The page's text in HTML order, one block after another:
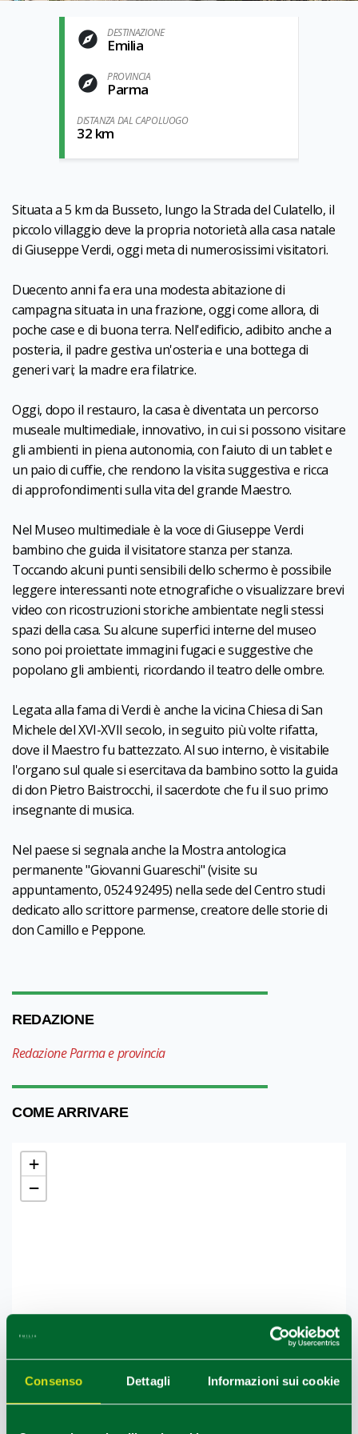
Consenso Dettagli Informazioni sui cookie
DESTINAZIONE
Emilia
PROVINCIA
Parma
DISTANZA DAL CAPOLUOGO
32 km
Situata a 5 km da Busseto, lungo la Strada del Culatello, il
piccolo villaggio deve la propria notorietà alla casa natale
di Giuseppe Verdi, oggi meta di numerosissimi visitatori.
Duecento anni fa era una modesta abitazione di
campagna situata in una frazione, oggi come allora, di
poche case e di buona terra. Nell'edificio, adibito anche a
posteria, il padre gestiva un'osteria e una bottega di
generi vari; la madre era filatrice.
Oggi, dopo il restauro, la casa è diventata un percorso
museale multimediale, innovativo, in cui si possono visitare
gli ambienti in piena autonomia, con l’aiuto di un tablet e
un paio di cuffie, che rendono la visita suggestiva e ricca
di approfondimenti sulla vita del grande Maestro.
Nel Museo multimediale è la voce di Giuseppe Verdi
bambino che guida il visitatore stanza per stanza.
Toccando alcuni punti sensibili dello schermo è possibile
leggere interessanti note etnografiche o visualizzare brevi
video con ricostruzioni storiche ambientate negli stessi
spazi della casa. Su alcune superfici interne del museo
sono poi proiettate immagini fugaci e suggestive che
popolano gli ambienti, ricordando il teatro delle ombre.
Legata alla fama di Verdi è anche la vicina Chiesa di San
Michele del XVI-XVII secolo, in seguito più volte rifatta,
dove il Maestro fu battezzato. Al suo interno, è visitabile
l'organo sul quale si esercitava da bambino sotto la guida
di don Pietro Baistrocchi, il sacerdote che fu il suo primo
insegnante di musica.
Nel paese si segnala anche la Mostra antologica
permanente "Giovanni Guareschi" (visite su
appuntamento, 0524 92495) nella sede del Centro studi
dedicato allo scrittore parmense, creatore delle storie di
don Camillo e Peppone.
REDAZIONE
Redazione Parma e provincia
COME ARRIVARE
+
−